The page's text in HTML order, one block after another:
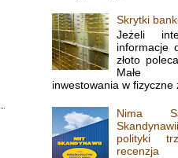
Skrytki
Jeżeli
informacje
złoto
Małe
inwestowania w fizyczne
Nima
polityki
recenzja